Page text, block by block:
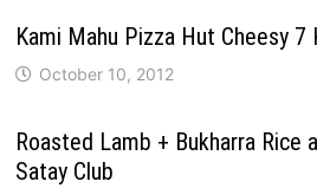
Kami Mahu Pizza Hut Cheesy 7
October 10, 2012
Roasted Lamb + Bukharra Rice
Satay Club